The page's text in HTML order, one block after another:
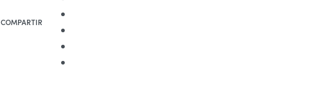
COMPARTIR